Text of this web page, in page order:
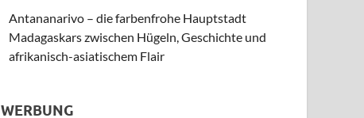
Antananarivo – die farbenfrohe Hauptstadt
Madagaskars zwischen Hügeln, Geschichte und
afrikanisch-asiatischem Flair
WERBUNG